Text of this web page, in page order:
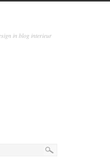
in blog interieur